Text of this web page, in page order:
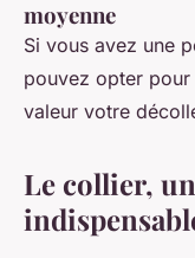
moyenne
Si vous avez une
pouvez opter
valeur votre
Le collier,